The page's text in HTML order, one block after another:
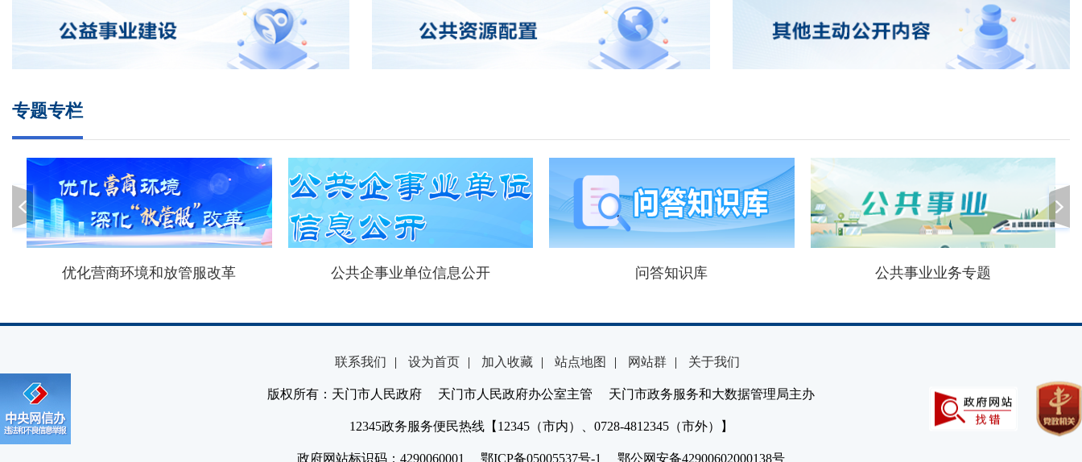
专题专栏
优化营商环境和放管服改革 公共企事业单位信息公开 问答知识库 公共事业业务专题
联系我们 | 设为首页 | 加入收藏 | 站点地图 | 网站群 | 关于我们
版权所有：天门市人民政府 天门市人民政府办公室主管 天门市政务服务和大数据管理局主办
12345政务服务便民热线【12345（市内）、0728-4812345（市外）】
政府网站标识码：4290060001 鄂ICP备05005537号-1 鄂公网安备42900602000138号